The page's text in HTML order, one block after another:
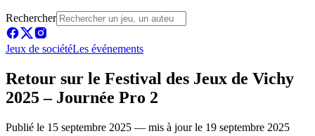
Rechercher
Jeux de sociétéLes événements
Retour sur le Festival des Jeux de Vichy
2025 – Journée Pro 2
Publié le 15 septembre 2025 — mis à jour le 19 septembre 2025